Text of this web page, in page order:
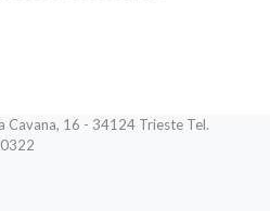
16 - 34124 Trieste Tel.